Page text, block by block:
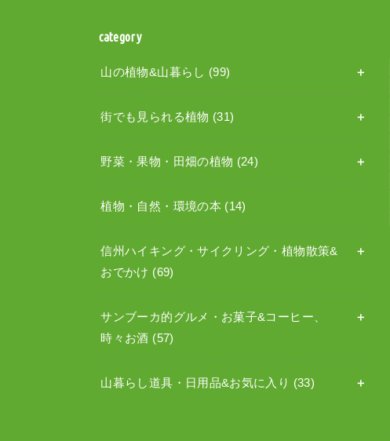
category
山の植物&山暮らし (99)
街でも見られる植物 (31)
野菜・果物・田畑の植物 (24)
植物・自然・環境の本 (14)
信州ハイキング・サイクリング・植物散策&
おでかけ (69)
サンブーカ的グルメ・お菓子&コーヒー、
時々お酒 (57)
山暮らし道具・日用品&お気に入り (33)